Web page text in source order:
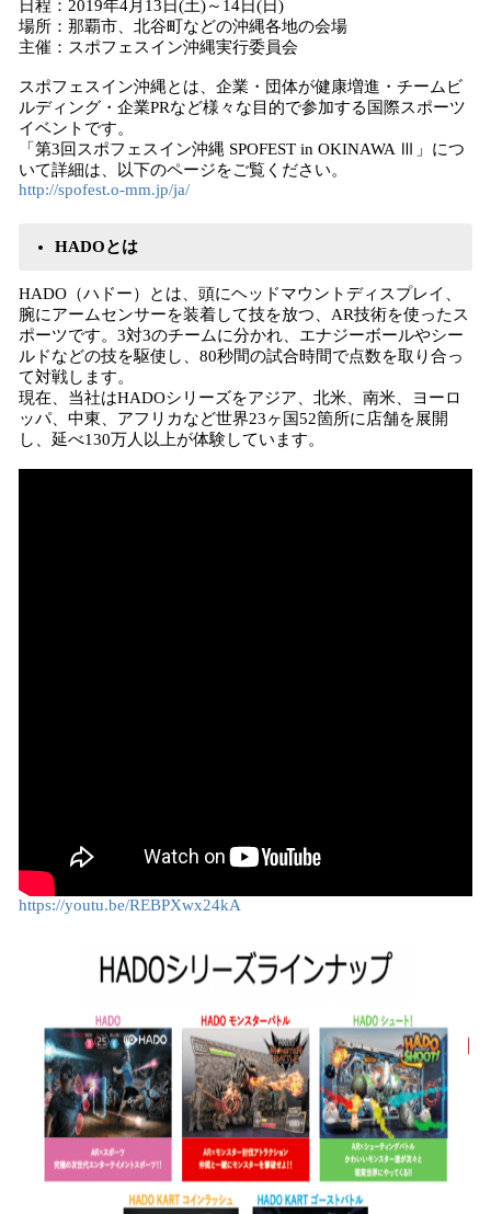
日程：2019年4月13日(土)～14日(日)
場所：那覇市、北谷町などの沖縄各地の会場
主催：スポフェスイン沖縄実行委員会
スポフェスイン沖縄とは、企業・団体が健康増進・チームビ
ルディング・企業PRなど様々な目的で参加する国際スポーツ
イベントです。
「第3回スポフェスイン沖縄 SPOFEST in OKINAWA Ⅲ」につ
いて詳細は、以下のページをご覧ください。
http://spofest.o-mm.jp/ja/
HADOとは
HADO（ハドー）とは、頭にヘッドマウントディスプレイ、
腕にアームセンサーを装着して技を放つ、AR技術を使ったス
ポーツです。3対3のチームに分かれ、エナジーボールやシー
ルドなどの技を駆使し、80秒間の試合時間で点数を取り合っ
て対戦します。
現在、当社はHADOシリーズをアジア、北米、南米、ヨーロ
ッパ、中東、アフリカなど世界23ヶ国52箇所に店舗を展開
し、延べ130万人以上が体験しています。
https://youtu.be/REBPXwx24kA